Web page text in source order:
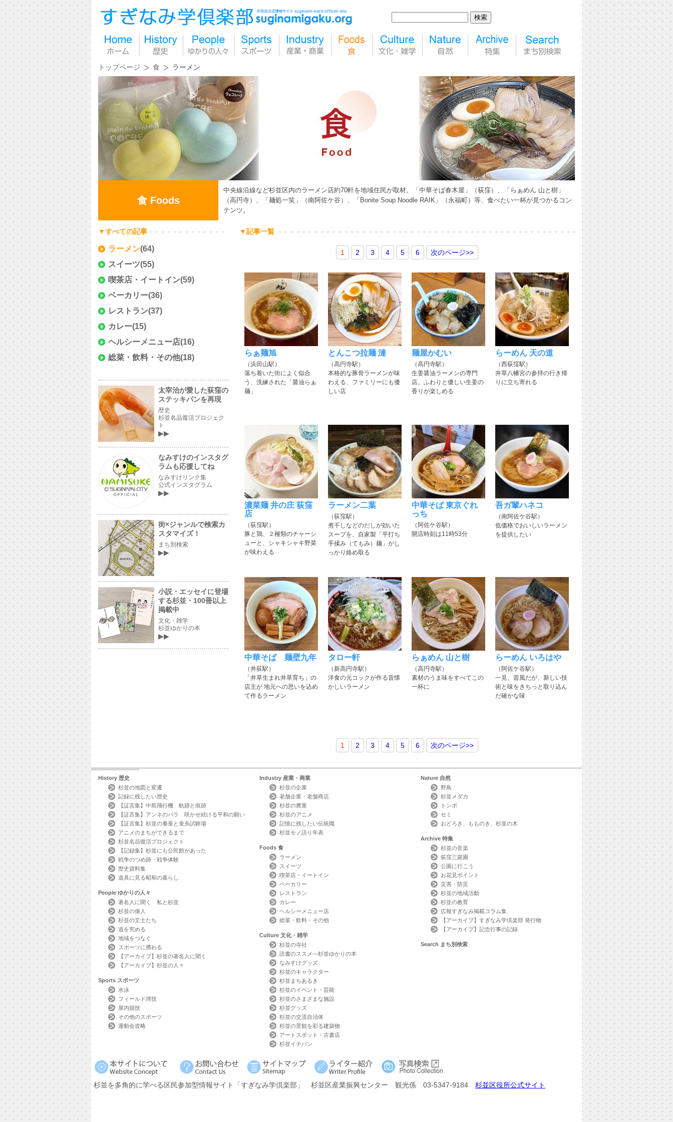
トップページ 食 ラーメン
食 Foods
中央線沿線など杉並区内のラーメン店約70軒を地域住民が取材。「中華そば春木屋」（荻窪）、「らぁめん 山と樹」
（高円寺）、「麺処一笑」（南阿佐ケ谷）、「Bonite Soup Noodle RAIK」（永福町）等、食べたい一杯が見つかるコン
テンツ。
▼すべての記事
ラーメン(64)
スイーツ(55)
喫茶店・イートイン(59)
ベーカリー(36)
レストラン(37)
カレー(15)
ヘルシーメニュー店(16)
総菜・飲料・その他(18)
太宰治が愛した荻窪の
ステッキパンを再現
歴史
杉並名品復活プロジェク
ト
なみすけのインスタグ
ラムも応援してね
なみすけリンク集
公式インスタグラム
街×ジャンルで検索カ
スタマイズ！
まち別検索
小説・エッセイに登場
する杉並・100冊以上
掲載中
文化・雑学
杉並ゆかりの本
▼記事一覧
1 2 3 4 5 6 次のページ>>
らぁ麺旭
（浜田山駅）
落ち着いた街によく似合
う、洗練された「醤油らぁ
麺」
とんこつ拉麺 漣
（高円寺駅）
本格的な豚骨ラーメンが味
わえる、ファミリーにも優
しい店
麺屋かむい
（高円寺駅）
生姜醤油ラーメンの専門
店。ふわりと優しい生姜の
香りが楽しめる
らーめん 天の道
（西荻窪駅）
井草八幡宮の参拝の行き帰
りに立ち寄れる
濃菜麺 井の庄 荻窪
店
（荻窪駅）
豚と鶏、２種類のチャーシ
ューと、シャキシャキ野菜
が味わえる
ラーメン二葉
（荻窪駅）
煮干しなどのだしが効いた
スープを、自家製「平打ち
手揉み（てもみ）麺」がし
っかり絡め取る
中華そば 東京ぐれ
っち
（阿佐ケ谷駅）
開店時刻は11時53分
吾ガ輩ハネコ
（南阿佐ケ谷駅）
低価格でおいしいラーメン
を提供したい
中華そば 麺壁九年
（井荻駅）
「井草生まれ井草育ち」の
店主が 地元への思いを込め
て作るラーメン
タロー軒
（新高円寺駅）
洋食の元コックが作る昔懐
かしいラーメン
らぁめん 山と樹
（高円寺駅）
素材のうま味をすべてこの
一杯に
らーめん いろはや
（阿佐ケ谷駅）
一見、昔風だが、新しい技
術と味をきちっと取り込ん
だ確かな味
1 2 3 4 5 6 次のページ>>
History 歴史
杉並の地図と変遷
記録に残したい歴史
【証言集】中島飛行機 軌跡と痕跡
【証言集】アンネのバラ 咲かせ続ける平和の願い
【証言集】杉並の養蚕と蚕糸試験場
アニメのまちができるまで
杉並名品復活プロジェクト
【記録集】杉並にも公民館があった
戦争のつめ跡・戦争体験
歴史資料集
道具に見る昭和の暮らし
People ゆかりの人々
著名人に聞く 私と杉並
杉並の偉人
杉並の文士たち
道を究める
地域をつなぐ
スポーツに携わる
【アーカイブ】杉並の著名人に聞く
【アーカイブ】杉並の人々
Sports スポーツ
水泳
フィールド球技
屋内競技
その他のスポーツ
運動会攻略
Industry 産業・商業
杉並の企業
老舗企業・老舗商店
杉並の農業
杉並のアニメ
記憶に残したい伝統職
杉並モノ語り年表
Foods 食
ラーメン
スイーツ
喫茶店・イートイン
ベーカリー
レストラン
カレー
ヘルシーメニュー店
総菜・飲料・その他
Culture 文化・雑学
杉並の寺社
読書のススメ―杉並ゆかりの本
なみすけグッズ
杉並のキャラクター
杉並まちあるき
杉並のイベント・芸能
杉並のさまざまな施設
杉並グッズ
杉並の交流自治体
杉並の景観を彩る建築物
アートスポット・古書店
杉並イチバン
Nature 自然
野鳥
杉並メダカ
トンボ
セミ
おどろき、もものき、杉並の木
Archive 特集
杉並の音楽
荻窪三庭園
公園に行こう
お花見ポイント
災害・防災
杉並の地域活動
杉並の教育
広報すぎなみ掲載コラム集
【アーカイブ】すぎなみ学倶楽部 発行物
【アーカイブ】記念行事の記録
Search まち別検索
杉並を多角的に学べる区民参加型情報サイト 「すぎなみ学倶楽部」 杉並区産業振興センター 観光係 03-5347-9184 杉並区役所公式サイト